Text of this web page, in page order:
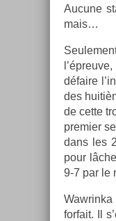
Aucune
mais…
défaire
des
de cette
pre­mi­er
dans les
pour
9-7 par le
for­fait. Il